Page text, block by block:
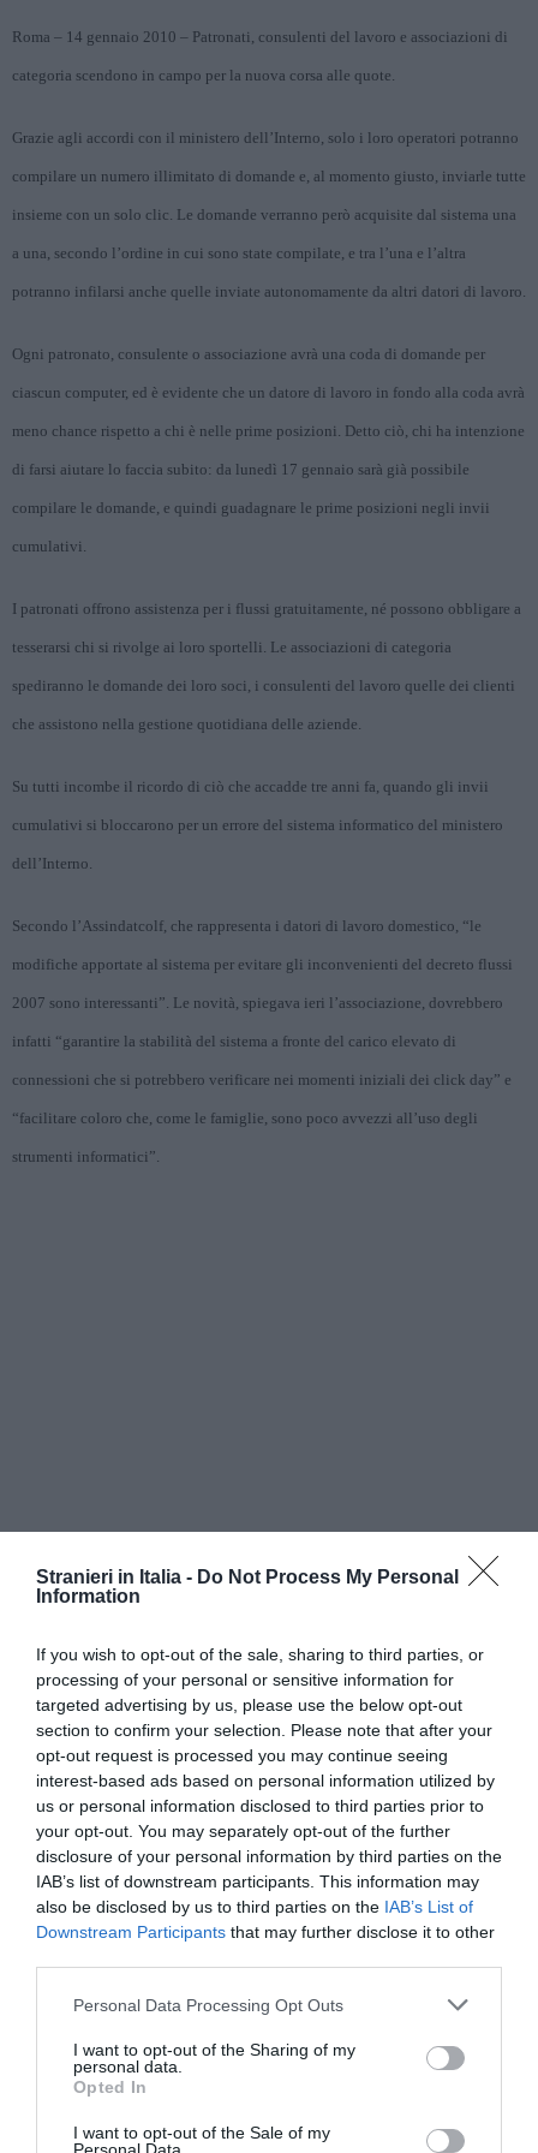
Stranieri in Italia - Do Not Process My Personal
Information
If you wish to opt-out of the sale, sharing to third parties, or
processing of your personal or sensitive information for
targeted advertising by us, please use the below opt-out
section to confirm your selection. Please note that after your
opt-out request is processed you may continue seeing
interest-based ads based on personal information utilized by
us or personal information disclosed to third parties prior to
your opt-out. You may separately opt-out of the further
disclosure of your personal information by third parties on the
IAB’s list of downstream participants. This information may
also be disclosed by us to third parties on the IAB’s List of
Downstream Participants that may further disclose it to other
Personal Data Processing Opt Outs
I want to opt-out of the Sharing of my
personal data.
Opted In
I want to opt-out of the Sale of my
Roma – 14 gennaio 2010 – Patronati, consulenti del lavoro e associazioni di
categoria scendono in campo per la nuova corsa alle quote.
Grazie agli accordi con il ministero dell’Interno, solo i loro operatori potranno
compilare un numero illimitato di domande e, al momento giusto, inviarle tutte
insieme con un solo clic. Le domande verranno però acquisite dal sistema una
a una, secondo l’ordine in cui sono state compilate, e tra l’una e l’altra
potranno infilarsi anche quelle inviate autonomamente da altri datori di lavoro.
Ogni patronato, consulente o associazione avrà una coda di domande per
ciascun computer, ed è evidente che un datore di lavoro in fondo alla coda avrà
meno chance rispetto a chi è nelle prime posizioni. Detto ciò, chi ha intenzione
di farsi aiutare lo faccia subito: da lunedì 17 gennaio sarà già possibile
compilare le domande, e quindi guadagnare le prime posizioni negli invii
cumulativi.
I patronati offrono assistenza per i flussi gratuitamente, né possono obbligare a
tesserarsi chi si rivolge ai loro sportelli. Le associazioni di categoria
spediranno le domande dei loro soci, i consulenti del lavoro quelle dei clienti
che assistono nella gestione quotidiana delle aziende.
Su tutti incombe il ricordo di ciò che accadde tre anni fa, quando gli invii
cumulativi si bloccarono per un errore del sistema informatico del ministero
dell’Interno.
Secondo l’Assindatcolf, che rappresenta i datori di lavoro domestico, “le
modifiche apportate al sistema per evitare gli inconvenienti del decreto flussi
2007 sono interessanti”. Le novità, spiegava ieri l’associazione, dovrebbero
infatti “garantire la stabilità del sistema a fronte del carico elevato di
connessioni che si potrebbero verificare nei momenti iniziali dei click day” e
“facilitare coloro che, come le famiglie, sono poco avvezzi all’uso degli
strumenti informatici”.
“Ci hanno assicurato che il sistema è migliorato, ma siamo scottati dall’ultima
esperienza. Per questo lavoreremo con prudenza, e moltiplicheremo i computer
che inviano le domande, evitando code troppo lunghe” dice Piero
Bombardieri, responsabile immigrazione di Ital Uil. Il suo patronato ha la
presidenza di turno del Ce.Pa., sigla che riunisce anche Inca-Cgil, Acli e Inas
altre persone che non possono pagare centinaia di euro a chi si offe di spedire